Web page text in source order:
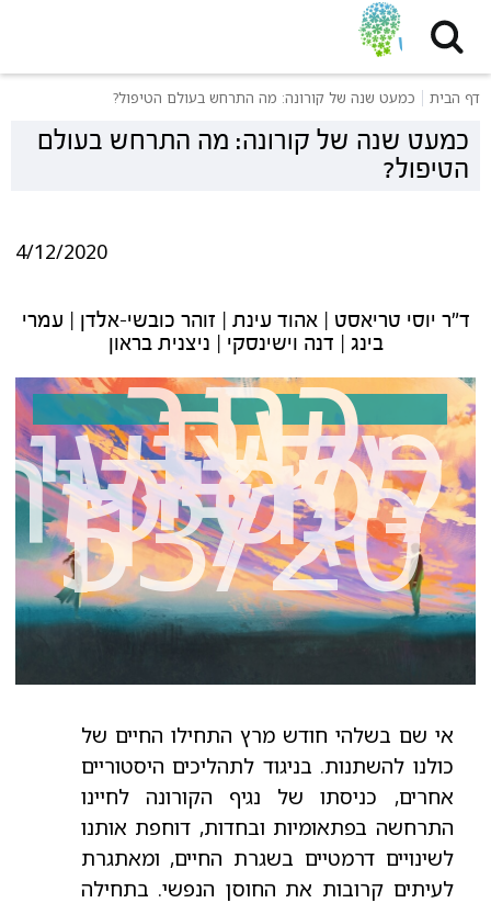
דף הבית כמעט שנה של קורונה: מה התרחש בעולם הטיפול?
כמעט שנה של קורונה: מה התרחש בעולם
הטיפול?
4/12/2020
ד"ר יוסי טריאסט | אהוד עינת | זוהר כובשי-אלדן | עמרי
בינג | דנה וישינסקי | ניצנית בראון
כתב
עת
מקצועי
- גיליון
53/20
אי שם בשלהי חודש מרץ התחילו החיים של
כולנו להשתנות. בניגוד לתהליכים היסטוריים
אחרים, כניסתו של נגיף הקורונה לחיינו
התרחשה בפתאומיות ובחדות, דוחפת אותנו
לשינויים דרמטיים בשגרת החיים, ומאתגרת
לעיתים קרובות את החוסן הנפשי. בתחילה